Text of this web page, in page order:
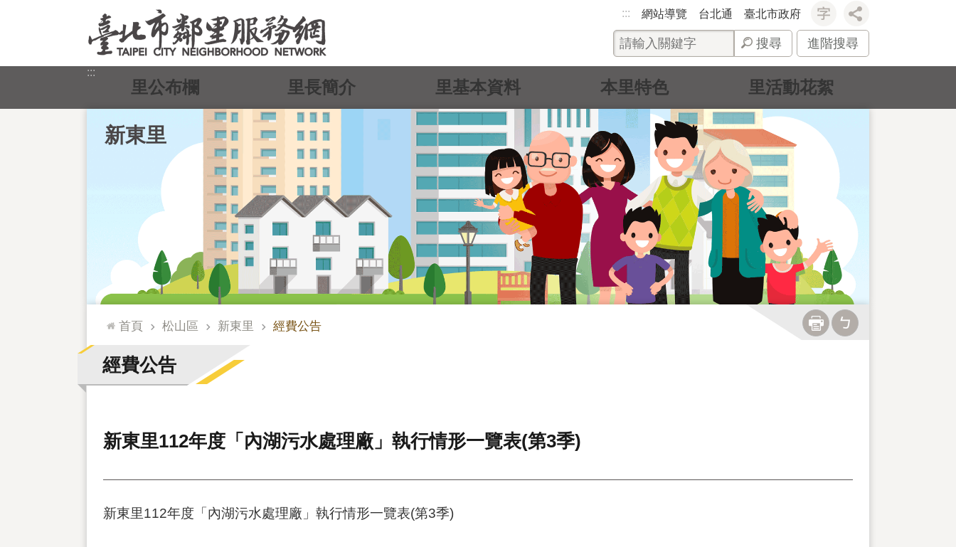
::: 網站導覽 台北通 臺北市政府
搜尋 進階搜尋
:::
新東里
里公布欄 里長簡介 里基本資料 本里特色 里活動花絮
::: 首頁 松山區 新東里 經費公告
經費公告
新東里112年度「內湖污水處理廠」執行情形一覽表(第3季)
新東里112年度「內湖污水處理廠」執行情形一覽表(第3季)